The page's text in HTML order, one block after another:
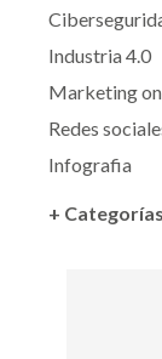
Industria 4.0
Marketing
Redes
Infografia
+ Categorías